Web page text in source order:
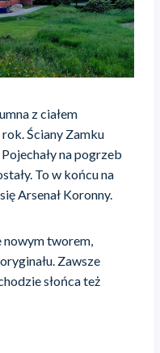
z ciałem
Ściany Zamku
na pogrzeb
To w końcu na
Arsenał Koronny.
nowym tworem,
Zawsze
słońca też